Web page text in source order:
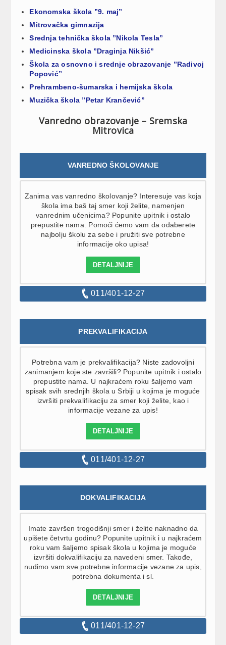
Ekonomska škola ”9. maj”
Mitrovačka gimnazija
Srednja tehnička škola ”Nikola Tesla”
Medicinska škola ”Draginja Nikšić”
Škola za osnovno i srednje obrazovanje ”Radivoj
Popović”
Prehrambeno-šumarska i hemijska škola
Muzička škola ”Petar Krančević”
Vanredno obrazovanje – Sremska
Mitrovica
VANREDNO ŠKOLOVANJE
Zanima vas vanredno školovanje? Interesuje vas koja
škola ima baš taj smer koji želite, namenjen
vanrednim učenicima? Popunite upitnik i ostalo
prepustite nama. Pomoći ćemo vam da odaberete
najbolju školu za sebe i pružiti sve potrebne
informacije oko upisa!
DETALJNIJE
011/401-12-27
PREKVALIFIKACIJA
Potrebna vam je prekvalifikacija? Niste zadovoljni
zanimanjem koje ste završili? Popunite upitnik i ostalo
prepustite nama. U najkraćem roku šaljemo vam
spisak svih srednjih škola u Srbiji u kojima je moguće
izvršiti prekvalifikaciju za smer koji želite, kao i
informacije vezane za upis!
DETALJNIJE
011/401-12-27
DOKVALIFIKACIJA
Imate završen trogodišnji smer i želite naknadno da
upišete četvrtu godinu? Popunite upitnik i u najkraćem
roku vam šaljemo spisak škola u kojima je moguće
izvršiti dokvalifikaciju za navedeni smer. Takođe,
nudimo vam sve potrebne informacije vezane za upis,
potrebna dokumenta i sl.
DETALJNIJE
011/401-12-27